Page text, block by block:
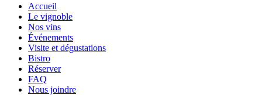
Accueil
Le vignoble
Nos vins
Événements
Visite et dégustations
Bistro
Réserver
FAQ
Nous joindre